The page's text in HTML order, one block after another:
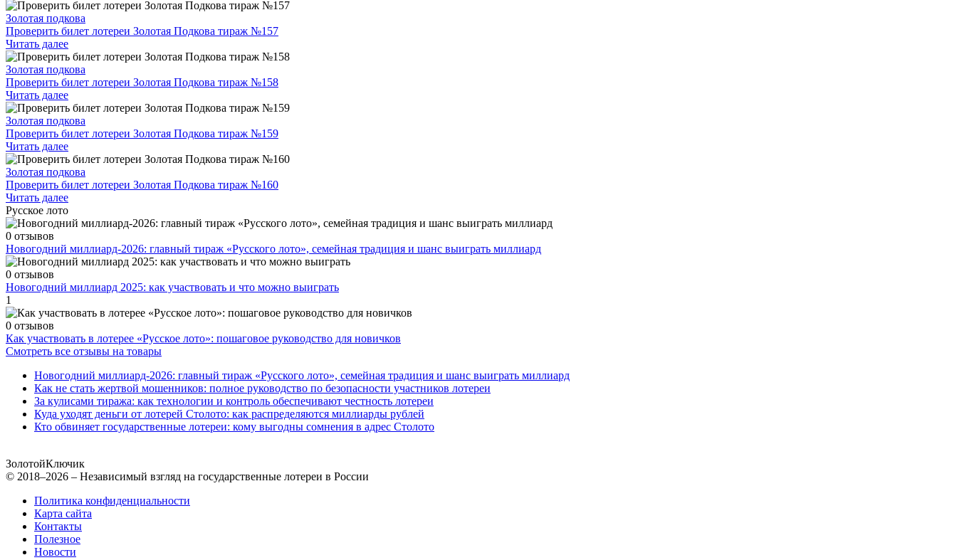
Золотая подкова
Проверить билет лотереи Золотая Подкова тираж №157
Читать далее
Золотая подкова
Проверить билет лотереи Золотая Подкова тираж №158
Читать далее
Золотая подкова
Проверить билет лотереи Золотая Подкова тираж №159
Читать далее
Золотая подкова
Проверить билет лотереи Золотая Подкова тираж №160
Читать далее
Русское лото
0 отзывов
Новогодний миллиард-2026: главный тираж «Русского лото», семейная традиция и шанс выиграть миллиард
0 отзывов
Новогодний миллиард 2025: как участвовать и что можно выиграть
1
0 отзывов
Как участвовать в лотерее «Русское лото»: пошаговое руководство для новичков
Смотреть все отзывы на товары
Новогодний миллиард-2026: главный тираж «Русского лото», семейная традиция и шанс выиграть миллиард
Как не стать жертвой мошенников: полное руководство по безопасности участников лотереи
За кулисами тиража: как технологии и контроль обеспечивают честность лотереи
Куда уходят деньги от лотерей Столото: как распределяются миллиарды рублей
Кто обвиняет государственные лотереи: кому выгодны сомнения в адрес Столото
ЗолотойКлючик
© 2018–2026 – Независимый взгляд на государственные лотереи в России
Политика конфиденциальности
Карта сайта
Контакты
Полезное
Новости